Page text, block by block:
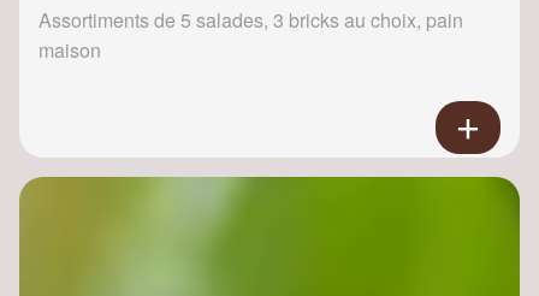
Assortiments de 5 salades, 3 bricks au choix, pain
maison